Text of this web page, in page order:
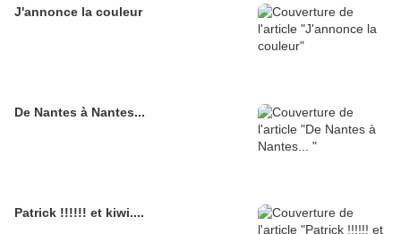
J'annonce la couleur
De Nantes à Nantes...
Patrick !!!!!! et kiwi....